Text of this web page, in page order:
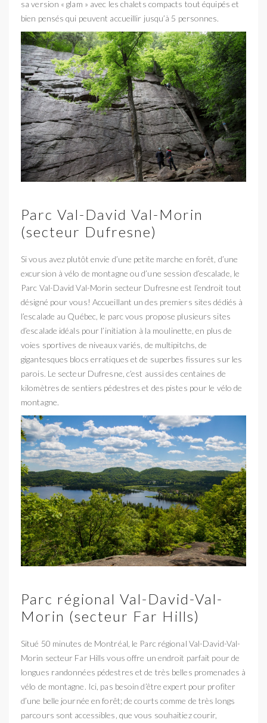
sa version « glam » avec les chalets compacts tout équipés et
bien pensés qui peuvent accueillir jusqu’à 5 personnes.
Parc Val-David Val-Morin
(secteur Dufresne)
Si vous avez plutôt envie d’une petite marche en forêt, d’une
excursion à vélo de montagne ou d’une session d’escalade, le
Parc Val-David Val-Morin secteur Dufresne est l’endroit tout
désigné pour vous! Accueillant un des premiers sites dédiés à
l’escalade au Québec, le parc vous propose plusieurs sites
d’escalade idéals pour l’initiation à la moulinette, en plus de
voies sportives de niveaux variés, de multipitchs, de
gigantesques blocs erratiques et de superbes fissures sur les
parois. Le secteur Dufresne, c’est aussi des centaines de
kilomètres de sentiers pédestres et des pistes pour le vélo de
montagne.
Parc régional Val-David-Val-
Morin (secteur Far Hills)
Situé 50 minutes de Montréal, le Parc régional Val-David-Val-
Morin secteur Far Hills vous offre un endroit parfait pour de
longues randonnées pédestres et de très belles promenades à
vélo de montagne. Ici, pas besoin d’être expert pour profiter
d’une belle journée en forêt; de courts comme de très longs
parcours sont accessibles, que vous souhaitiez courir,